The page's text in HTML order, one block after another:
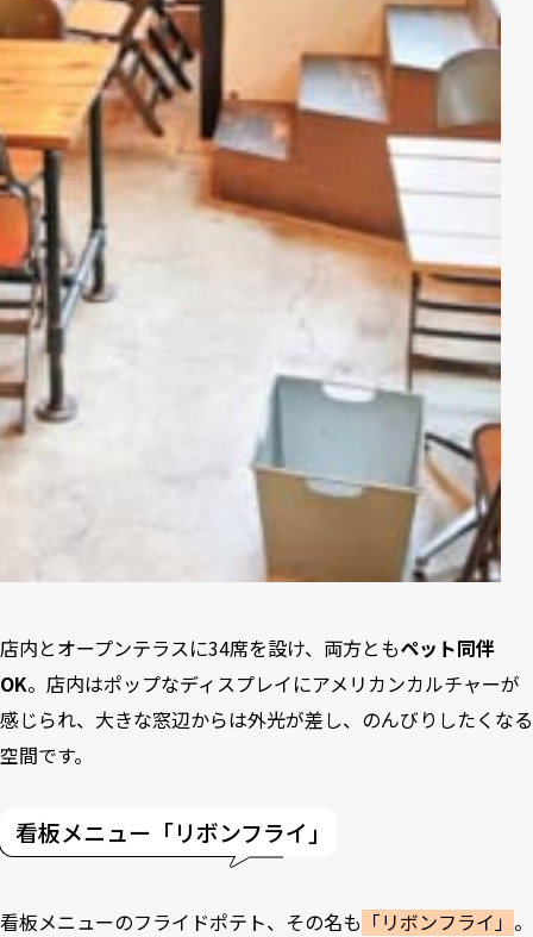
店内とオープンテラスに34席を設け、両方ともペット同伴
OK。店内はポップなディスプレイにアメリカンカルチャーが
感じられ、大きな窓辺からは外光が差し、のんびりしたくなる
空間です。
看板メニュー「リボンフライ」
看板メニューのフライドポテト、その名も 「リボンフライ」 。